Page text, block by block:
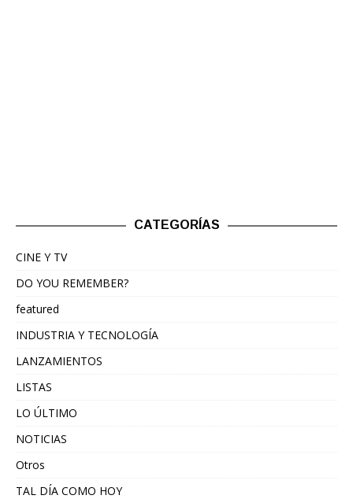
CATEGORÍAS
CINE Y TV
DO YOU REMEMBER?
featured
INDUSTRIA Y TECNOLOGÍA
LANZAMIENTOS
LISTAS
LO ÚLTIMO
NOTICIAS
Otros
TAL DÍA COMO HOY